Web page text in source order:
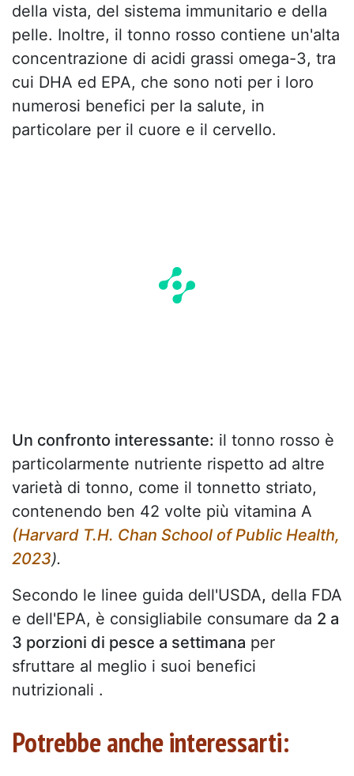
della vista, del sistema immunitario e della
pelle. Inoltre, il tonno rosso contiene un'alta
concentrazione di acidi grassi omega-3, tra
cui DHA ed EPA, che sono noti per i loro
numerosi benefici per la salute, in
particolare per il cuore e il cervello.
Un confronto interessante: il tonno rosso è
particolarmente nutriente rispetto ad altre
varietà di tonno, come il tonnetto striato,
contenendo ben 42 volte più vitamina A
(Harvard T.H. Chan School of Public Health,
2023).
Secondo le linee guida dell'USDA, della FDA
e dell'EPA, è consigliabile consumare da 2 a
3 porzioni di pesce a settimana per
sfruttare al meglio i suoi benefici
nutrizionali .
Potrebbe anche interessarti: